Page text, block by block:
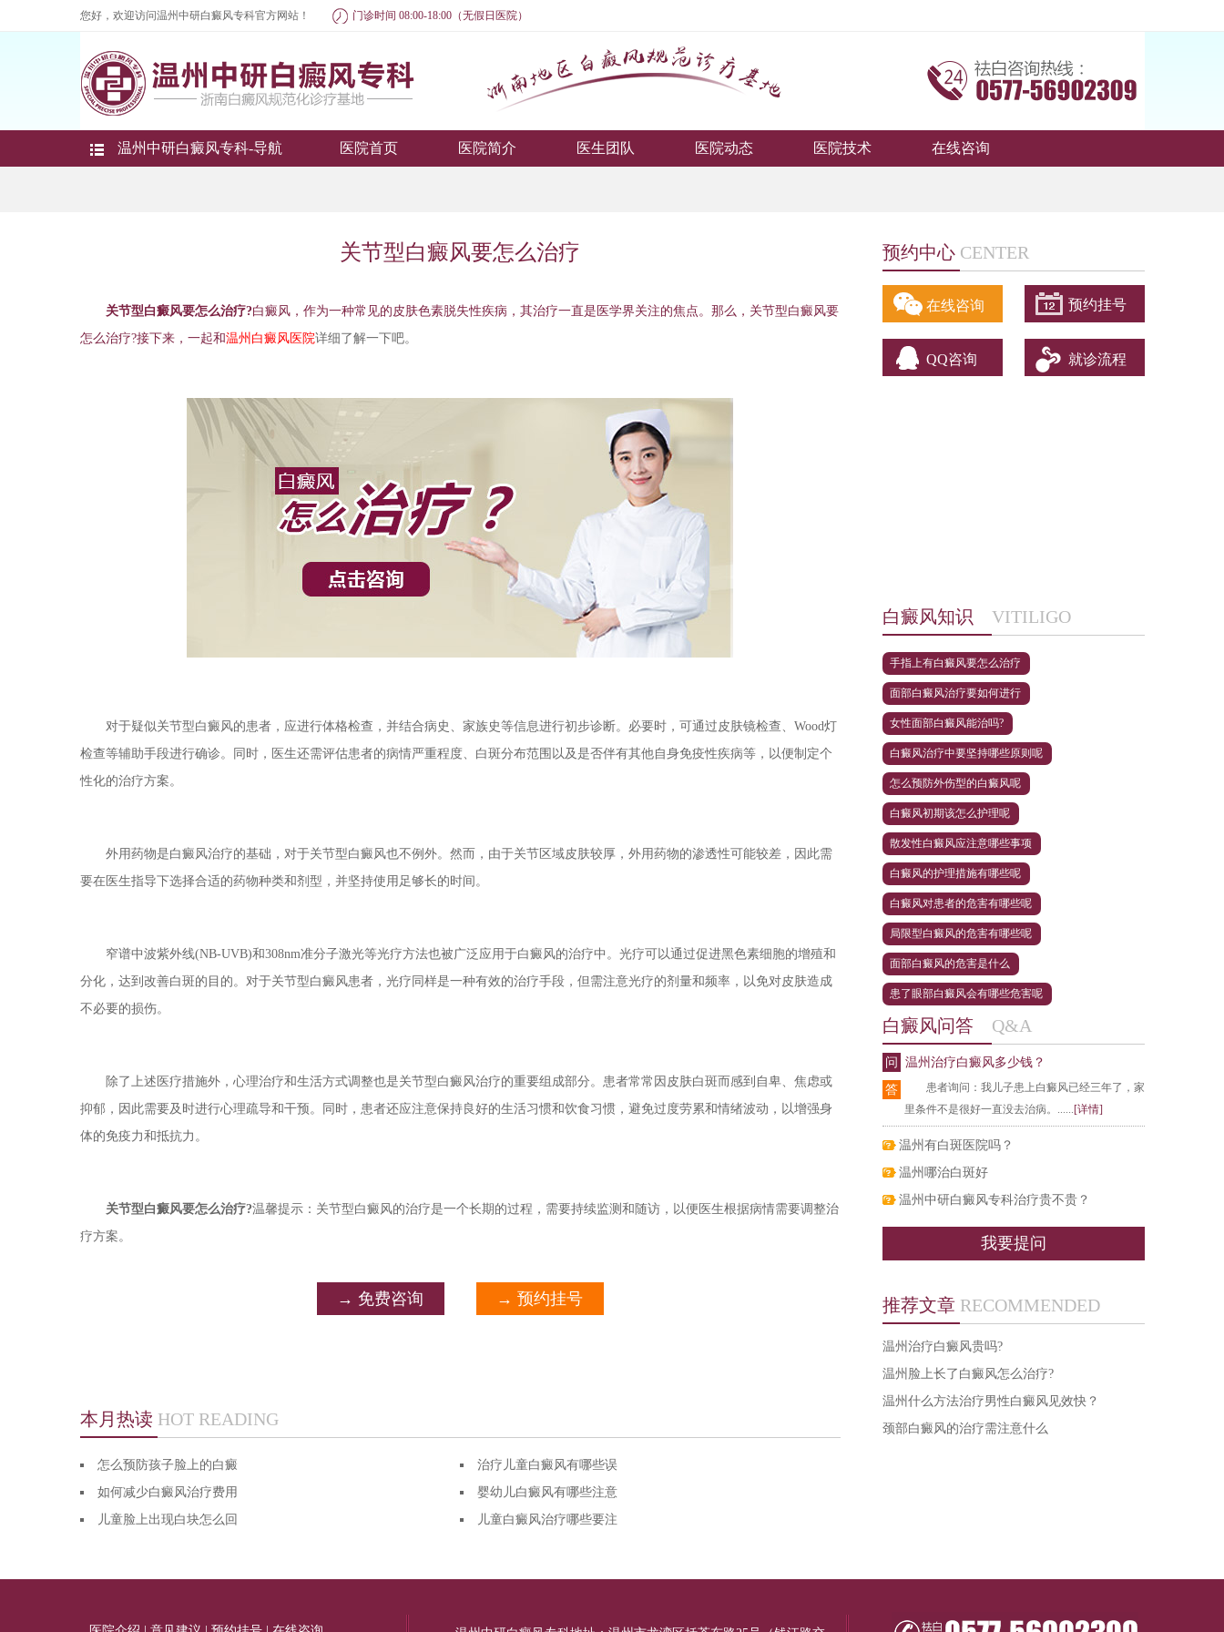
您好，欢迎访问温州中研白癜风专科官方网站！ 门诊时间 08:00-18:00（无假日医院）
温州中研白癜风专科-导航 医院首页 医院简介 医生团队 医院动态 医院技术 在线咨询
预约中心 CENTER
在线咨询 预约挂号
QQ咨询 就诊流程
白癜风知识 VITILIGO
手指上有白癜风要怎么治疗
面部白癜风治疗要如何进行
女性面部白癜风能治吗?
白癜风治疗中要坚持哪些原则呢
怎么预防外伤型的白癜风呢
白癜风初期该怎么护理呢
散发性白癜风应注意哪些事项
白癜风的护理措施有哪些呢
白癜风对患者的危害有哪些呢
局限型白癜风的危害有哪些呢
面部白癜风的危害是什么
患了眼部白癜风会有哪些危害呢
白癜风问答 Q&A
问
温州治疗白癜风多少钱？
答
患者询问：我儿子患上白癜风已经三年了，家
里条件不是很好一直没去治病。......[详情]
温州有白斑医院吗？
温州哪治白斑好
温州中研白癜风专科治疗贵不贵？
我要提问
推荐文章 RECOMMENDED
温州治疗白癜风贵吗?
温州脸上长了白癜风怎么治疗?
温州什么方法治疗男性白癜风见效快？
颈部白癜风的治疗需注意什么
关节型白癜风要怎么治疗
关节型白癜风要怎么治疗?白癜风，作为一种常见的皮肤色素脱失性疾病，其治疗一直是医学界关注的焦点。那么，关节型白癜风要
怎么治疗?接下来，一起和温州白癜风医院详细了解一下吧。
对于疑似关节型白癜风的患者，应进行体格检查，并结合病史、家族史等信息进行初步诊断。必要时，可通过皮肤镜检查、Wood灯
检查等辅助手段进行确诊。同时，医生还需评估患者的病情严重程度、白斑分布范围以及是否伴有其他自身免疫性疾病等，以便制定个
性化的治疗方案。
外用药物是白癜风治疗的基础，对于关节型白癜风也不例外。然而，由于关节区域皮肤较厚，外用药物的渗透性可能较差，因此需
要在医生指导下选择合适的药物种类和剂型，并坚持使用足够长的时间。
窄谱中波紫外线(NB-UVB)和308nm准分子激光等光疗方法也被广泛应用于白癜风的治疗中。光疗可以通过促进黑色素细胞的增殖和
分化，达到改善白斑的目的。对于关节型白癜风患者，光疗同样是一种有效的治疗手段，但需注意光疗的剂量和频率，以免对皮肤造成
不必要的损伤。
除了上述医疗措施外，心理治疗和生活方式调整也是关节型白癜风治疗的重要组成部分。患者常常因皮肤白斑而感到自卑、焦虑或
抑郁，因此需要及时进行心理疏导和干预。同时，患者还应注意保持良好的生活习惯和饮食习惯，避免过度劳累和情绪波动，以增强身
体的免疫力和抵抗力。
关节型白癜风要怎么治疗?温馨提示：关节型白癜风的治疗是一个长期的过程，需要持续监测和随访，以便医生根据病情需要调整治
疗方案。
→ 免费咨询 → 预约挂号
本月热读 HOT READING
怎么预防孩子脸上的白癜
治疗儿童白癜风有哪些误
如何减少白癜风治疗费用
婴幼儿白癜风有哪些注意
儿童脸上出现白块怎么回
儿童白癜风治疗哪些要注